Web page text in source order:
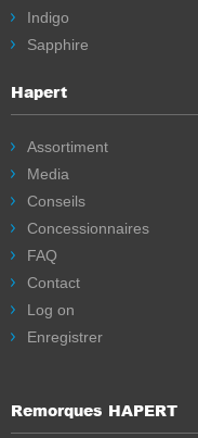
Indigo
Sapphire
Hapert
Assortiment
Media
Conseils
Concessionnaires
FAQ
Contact
Log on
Enregistrer
Remorques HAPERT